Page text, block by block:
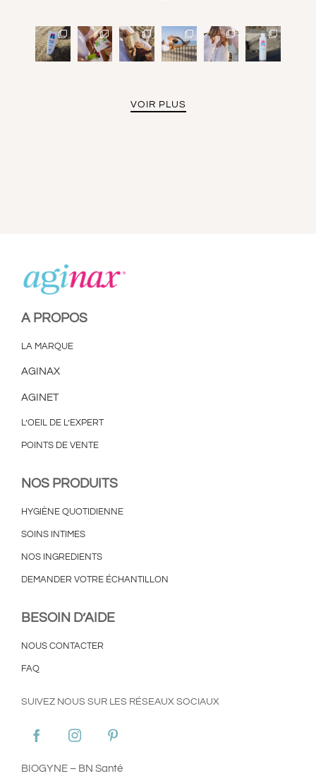
VOIR PLUS
A PROPOS
LA MARQUE
AGINAX
AGINET
L’OEIL DE L’EXPERT
POINTS DE VENTE
NOS PRODUITS
HYGIÈNE QUOTIDIENNE
SOINS INTIMES
NOS INGREDIENTS
DEMANDER VOTRE ÉCHANTILLON
BESOIN D’AIDE
NOUS CONTACTER
FAQ
SUIVEZ NOUS SUR LES RÉSEAUX SOCIAUX
BIOGYNE – BN Santé